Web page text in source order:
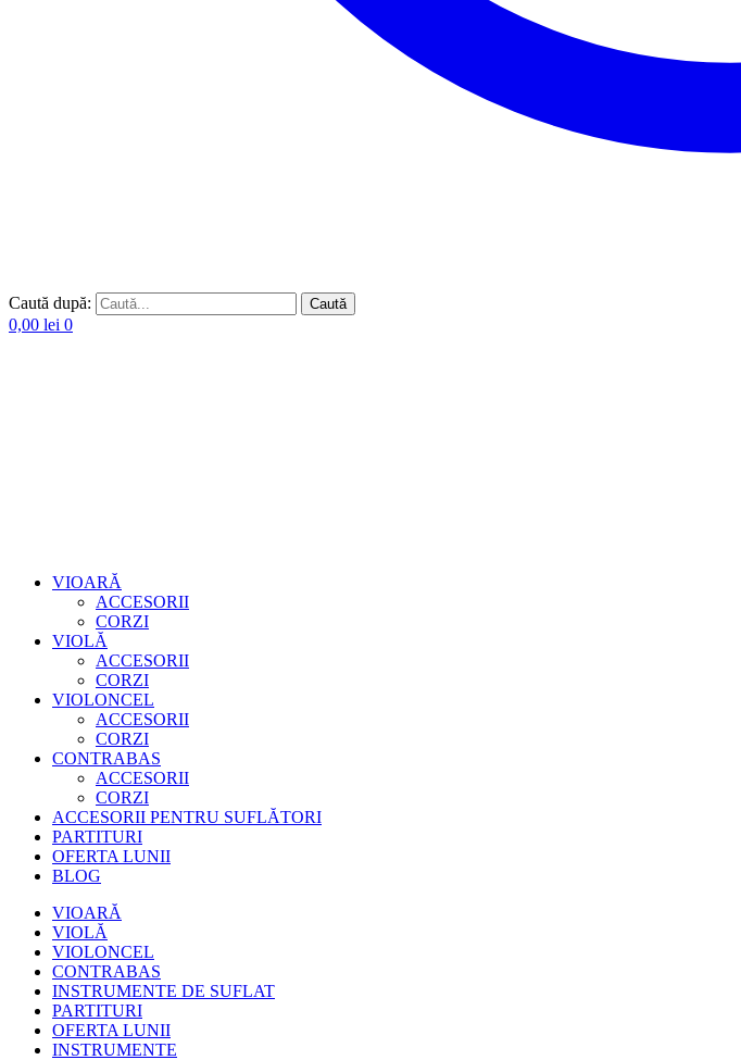
Caută după: Caută
0,00 lei 0
VIOARĂ
ACCESORII
CORZI
VIOLĂ
ACCESORII
CORZI
VIOLONCEL
ACCESORII
CORZI
CONTRABAS
ACCESORII
CORZI
ACCESORII PENTRU SUFLĂTORI
PARTITURI
OFERTA LUNII
BLOG
VIOARĂ
VIOLĂ
VIOLONCEL
CONTRABAS
INSTRUMENTE DE SUFLAT
PARTITURI
OFERTA LUNII
INSTRUMENTE